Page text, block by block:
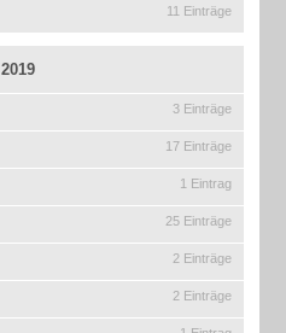
11 Einträge
2019
3 Einträge
17 Einträge
1 Eintrag
25 Einträge
2 Einträge
2 Einträge